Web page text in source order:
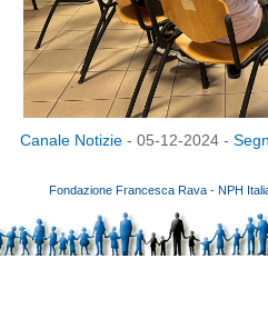
Canale Notizie - 05-12-2024 -
Fondazione Francesca Rava - NPH